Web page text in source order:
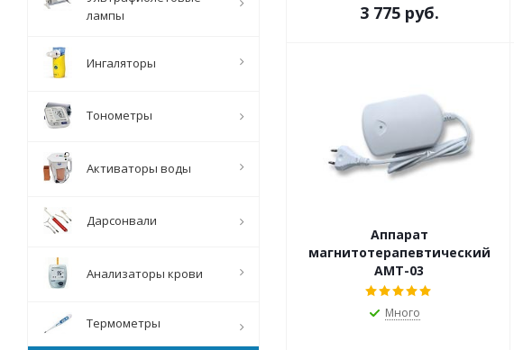
3 775 руб.
Аппарат
магнитотерапевтический
АМТ-03
Много
лампы
Ингаляторы
Тонометры
Активаторы воды
Дарсонвали
Анализаторы крови
Термометры